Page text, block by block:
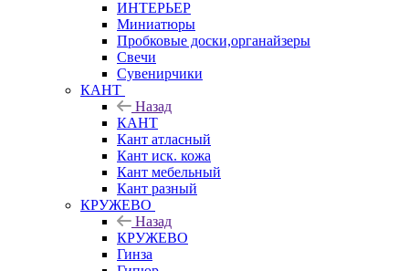
ИНТЕРЬЕР
Миниатюры
Пробковые доски,органайзеры
Свечи
Сувенирчики
КАНТ
Назад
КАНТ
Кант атласный
Кант иск. кожа
Кант мебельный
Кант разный
КРУЖЕВО
Назад
КРУЖЕВО
Гинза